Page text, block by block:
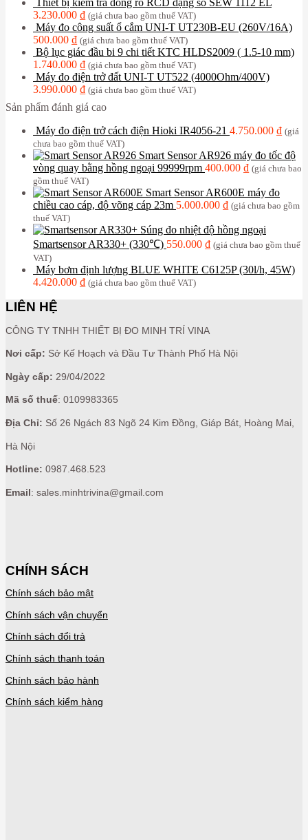
Thiết bị kiểm tra dòng rò RCD dạng số SEW 1112 EL
3.230.000 ₫ (giá chưa bao gồm thuế VAT)
Máy đo công suất ổ cắm UNI-T UT230B-EU (260V/16A)
500.000 ₫ (giá chưa bao gồm thuế VAT)
Bộ lục giác đầu bi 9 chi tiết KTC HLDS2009 ( 1.5-10 mm)
1.740.000 ₫ (giá chưa bao gồm thuế VAT)
Máy đo điện trở đất UNI-T UT522 (4000Ohm/400V)
3.990.000 ₫ (giá chưa bao gồm thuế VAT)
Sản phẩm đánh giá cao
Máy đo điện trở cách điện Hioki IR4056-21 4.750.000 ₫ (giá
chưa bao gồm thuế VAT)
Smart Sensor AR926 máy đo tốc độ
vòng quay bằng hồng ngoại 99999rpm 400.000 ₫ (giá chưa bao
gồm thuế VAT)
Smart Sensor AR600E máy đo
chiều cao cáp, độ võng cáp 23m 5.000.000 ₫ (giá chưa bao gồm
thuế VAT)
Súng đo nhiệt độ hồng ngoại
Smartsensor AR330+ (330℃) 550.000 ₫ (giá chưa bao gồm thuế
VAT)
Máy bơm định lượng BLUE WHITE C6125P (30l/h, 45W)
4.420.000 ₫ (giá chưa bao gồm thuế VAT)
LIÊN HỆ
CÔNG TY TNHH THIẾT BỊ ĐO MINH TRÍ VINA
Nơi cấp: Sở Kế Hoạch và Đầu Tư Thành Phố Hà Nội
Ngày cấp: 29/04/2022
Mã số thuế: 0109983365
Địa Chỉ: Số 26 Ngách 83 Ngõ 24 Kim Đồng, Giáp Bát, Hoàng Mai,
Hà Nội
Hotline: 0987.468.523
Email : sales.minhtrivina@gmail.com
CHÍNH SÁCH
Chính sách bảo mật
Chính sách vận chuyển
Chính sách đổi trả
Chính sách thanh toán
Chính sách bảo hành
Chính sách kiểm hàng